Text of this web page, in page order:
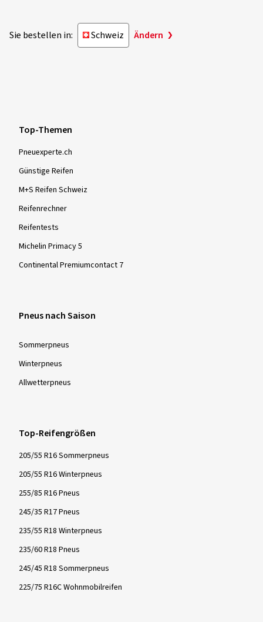
Sie bestellen in: Schweiz Ändern
Top-Themen
Pneuexperte.ch
Günstige Reifen
M+S Reifen Schweiz
Reifenrechner
Reifentests
Michelin Primacy 5
Continental Premiumcontact 7
Pneus nach Saison
Sommer­pneus
Winter­pneus
Allwetter­pneus
Top-Reifengrößen
205/55 R16 Sommerpneus
205/55 R16 Winterpneus
255/85 R16 Pneus
245/35 R17 Pneus
235/55 R18 Winterpneus
235/60 R18 Pneus
245/45 R18 Sommerpneus
225/75 R16C Wohnmobilreifen